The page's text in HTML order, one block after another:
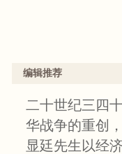
编辑推荐
二十世纪三四
华战争的重创
显廷先生以经